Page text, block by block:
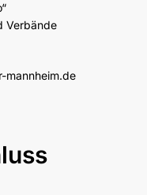
Verbände
mannheim.de